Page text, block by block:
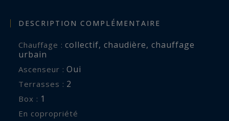
DESCRIPTION COMPLÉMENTAIRE
Chauffage : collectif, chaudière, chauffage
urbain
Ascenseur : Oui
terrasses : 2
box : 1
En copropriété